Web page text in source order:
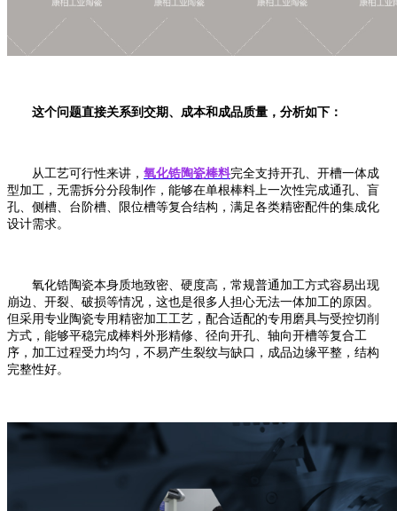
这个问题直接关系到交期、成本和成品质量，分析如下：
从工艺可行性来讲， 氧化锆陶瓷棒料完全支持开孔、开槽一体成
型加工，无需拆分分段制作，能够在单根棒料上一次性完成通孔、盲
孔、侧槽、台阶槽、限位槽等复合结构，满足各类精密配件的集成化
设计需求。
氧化锆陶瓷本身质地致密、硬度高，常规普通加工方式容易出现
崩边、开裂、破损等情况，这也是很多人担心无法一体加工的原因。
但采用专业陶瓷专用精密加工工艺，配合适配的专用磨具与受控切削
方式，能够平稳完成棒料外形精修、径向开孔、轴向开槽等复合工
序，加工过程受力均匀，不易产生裂纹与缺口，成品边缘平整，结构
完整性好。